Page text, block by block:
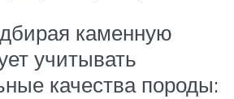
каменную
учитывать
качества породы: